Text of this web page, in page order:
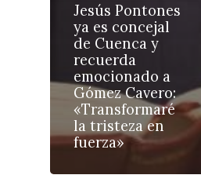
Jesús Pontones
ya es concejal
de Cuenca y
recuerda
emocionado a
Gómez Cavero:
«Transformaré
la tristeza en
fuerza»